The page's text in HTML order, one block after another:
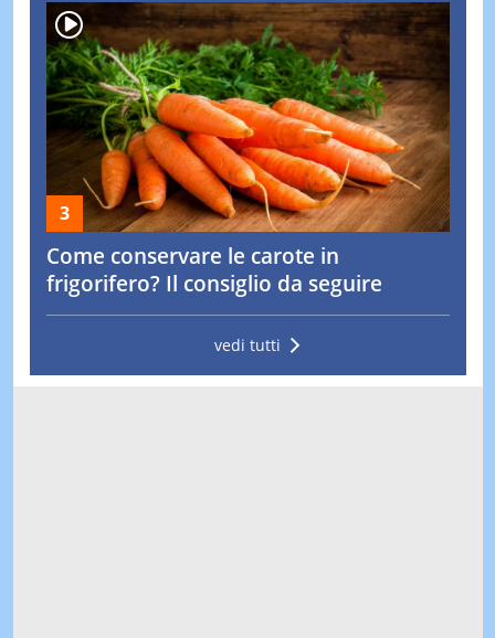
Come conservare le carote in
frigorifero? Il consiglio da seguire
vedi tutti